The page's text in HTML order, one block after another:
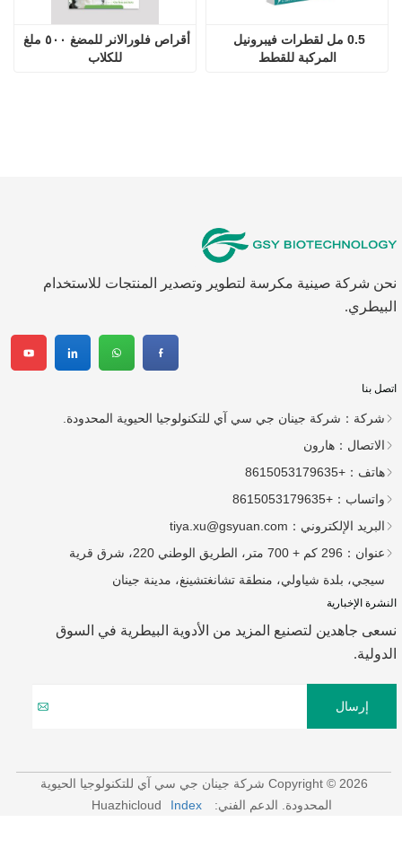
للكلاب
المركبة للقطط
نحن شركة صينية مكرسة لتطوير وتصدير المنتجات للاستخدام
البيطري.
اتصل بنا
شركة： شركة جينان جي سي آي للتكنولوجيا الحيوية المحدودة.
الاتصال： هارون
هاتف： +8615053179635
واتساب： +8615053179635
البريد الإلكتروني： tiya.xu@gsyuan.com
عنوان：
296 كم + 700 متر، الطريق الوطني 220، شرق قرية
سيجي، بلدة شياولي، منطقة تشانغتشينغ، مدينة جينان
النشرة الإخبارية
نسعى جاهدين لتصنيع المزيد من الأدوية البيطرية في السوق
الدولية.
إرسال
Copyright © 2026 شركة جينان جي سي آي للتكنولوجيا الحيوية
المحدودة. الدعم الفني: Huazhicloud Index